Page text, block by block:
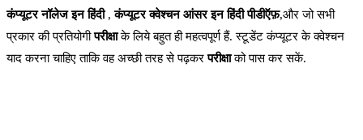
कंप्यूटर नॉलेज इन हिंदी,कंप्यूटर क्वेश्चन आंसर इन हिंदी पीडीऍफ़,और जो सभी
प्रकार की प्रतियोगीपरीक्षाके लिये बहुत ही महत्वपूर्ण हैं. स्टूडेंट कंप्यूटर के क्वेश्चन
याद करना चाहिए ताकि वह अच्छी तरह से पढ़करपरीक्षाको पास कर सकें.